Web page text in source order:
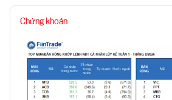
Chứng khoán